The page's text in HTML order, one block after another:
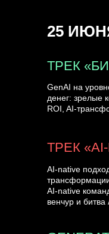
ТРЕК
GenAI на
денег: зрелые
ROI, AI-
AI-native
AI-native
венчур и битва
ТРЕК
25